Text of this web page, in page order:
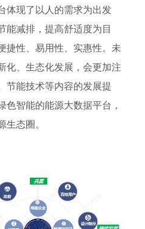
体现了 以人的需求为出发
能减排，提高舒适度为目
捷性、易用性、实惠性。 未
化、生态化发展，会更加注
节能技术等内容的发展提
色智能的能源大数据平台，
生态圈。